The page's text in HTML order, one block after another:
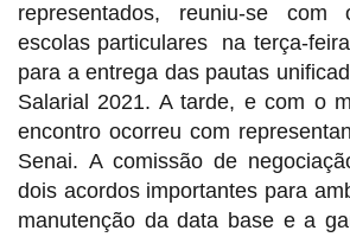
representados, reuniu-se
escolas particulares na terça-
para a entrega das pautas
Salarial 2021. A tarde, e com o
encontro ocorreu com
Senai. A comissão de
dois acordos importantes para
manutenção da data base e a